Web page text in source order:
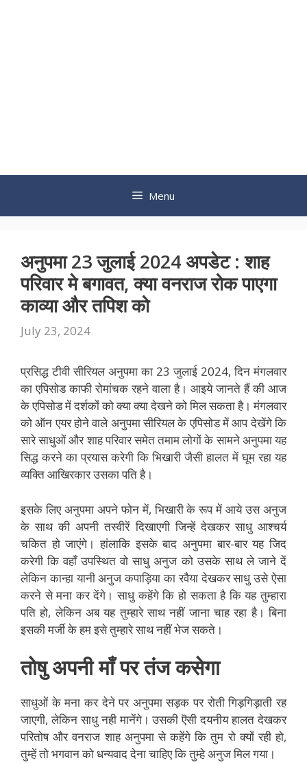
Menu
अनुपमा 23 जुलाई 2024 अपडेट : शाह
परिवार मे बगावत, क्या वनराज रोक पाएगा
काव्या और तपिश को
July 23, 2024
प्रसिद्ध टीवी सीरियल अनुपमा का 23 जुलाई 2024, दिन मंगलवार
का एपिसोड काफी रोमांचक रहने वाला है। आइये जानते हैं की आज
के एपिसोड में दर्शकों को क्या क्या देखने को मिल सकता है। मंगलवार
को ऑन एयर होने वाले अनुपमा सीरियल के एपिसोड में आप देखेंगे कि
सारे साधुओं और शाह परिवार समेत तमाम लोगों के सामने अनुपमा यह
सिद्ध करने का प्रयास करेगी कि भिखारी जैसी हालत में घूम रहा यह
व्यक्ति आखिरकार उसका पति है।
इसके लिए अनुपमा अपने फोन में, भिखारी के रूप में आये उस अनुज
के साथ की अपनी तस्वीरें दिखाएगी जिन्हें देखकर साधु आश्चर्य
चकित हो जाएंगे। हांलाकि इसके बाद अनुपमा बार-बार यह जिद
करेगी कि वहाँ उपस्थित वो साधु अनुज को उसके साथ ले जाने दें
लेकिन कान्हा यानी अनुज कपाड़िया का रवैया देखकर साधु उसे ऐसा
करने से मना कर देंगे। साधु कहेंगे कि हो सकता है कि यह तुम्हारा
पति हो, लेकिन अब यह तुम्हारे साथ नहीं जाना चाह रहा है। बिना
इसकी मर्जी के हम इसे तुम्हारे साथ नहीं भेज सकते।
तोषु अपनी माँ पर तंज कसेगा
साधुओं के मना कर देने पर अनुपमा सड़क पर रोती गिड़गिड़ाती रह
जाएगी, लेकिन साधु नही मानेंगे। उसकी ऎसी दयनीय हालत देखकर
परितोष और वनराज शाह अनुपमा से कहेंगे कि तुम रो क्यों रही हो,
तुम्हें तो भगवान को धन्यवाद देना चाहिए कि तुम्हे अनुज मिल गया।